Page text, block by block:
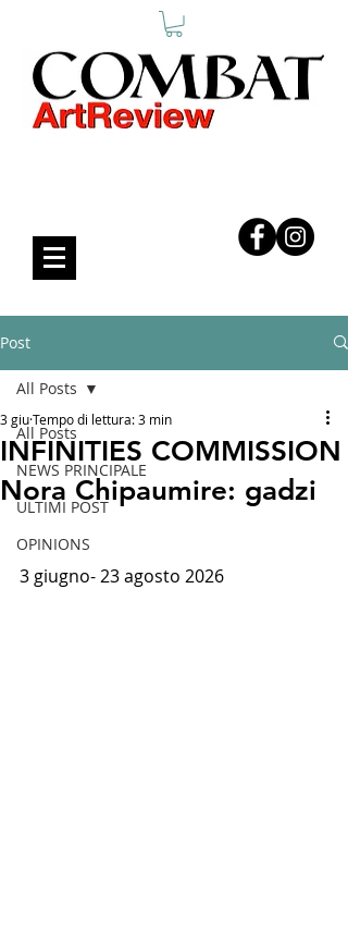
Post
All Posts
NEWS PRINCIPALE
ULTIMI POST
OPINIONS
All Posts
INFINITIES COMMISSION
Nora Chipaumire: gadzi
3 giuTempo di lettura: 3 min
3 giugno- 23 agosto 2026